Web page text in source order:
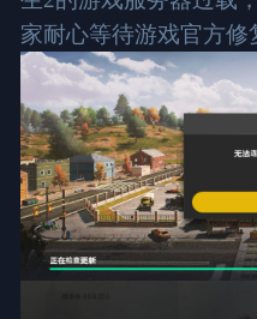
家耐心等待游戏官方修